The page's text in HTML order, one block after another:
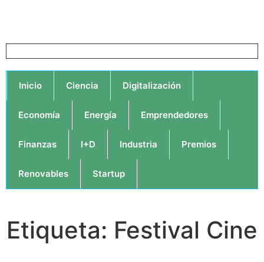
Inicio Ciencia Digitalización
Economía Energía Emprendedores
Finanzas I+D Industria Premios
Renovables Startup
Etiqueta: Festival Cine